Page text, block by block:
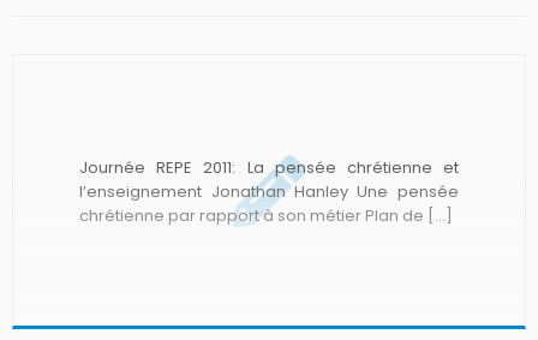
Journée REPE 2011: La pensée chrétienne et
l’enseignement Jonathan Hanley Une pensée
chrétienne par rapport à son métier Plan de […]